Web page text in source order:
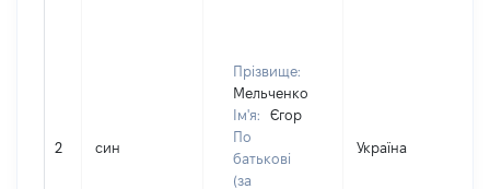
2 син
Прізвище:
Мельченко
Ім'я:
Єгор
По
батькові
(за
Україна